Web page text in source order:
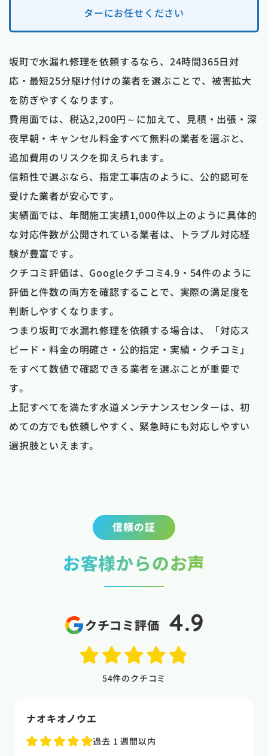
ターにお任せください
坂町で水漏れ修理を依頼するなら、24時間365日対
応・最短25分駆け付けの業者を選ぶことで、被害拡大
を防ぎやすくなります。
費用面では、税込2,200円～に加えて、見積・出張・深
夜早朝・キャンセル料金すべて無料の業者を選ぶと、
追加費用のリスクを抑えられます。
信頼性で選ぶなら、指定工事店のように、公的認可を
受けた業者が安心です。
実績面では、年間施工実績1,000件以上のように具体的
な対応件数が公開されている業者は、トラブル対応経
験が豊富です。
クチコミ評価は、Googleクチコミ4.9・54件のように
評価と件数の両方を確認することで、実際の満足度を
判断しやすくなります。
つまり坂町で水漏れ修理を依頼する場合は、「対応ス
ピード・料金の明確さ・公的指定・実績・クチコミ」
をすべて数値で確認できる業者を選ぶことが重要で
す。
上記すべてを満たす水道メンテナンスセンターは、初
めての方でも依頼しやすく、緊急時にも対応しやすい
選択肢といえます。
信頼の証
お客様からのお声
クチコミ評価 4.9
54件のクチコミ
naoki higasi
1 か月前